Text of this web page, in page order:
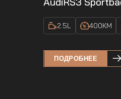
2.5L 400KM
ПОДРОБНЕЕ